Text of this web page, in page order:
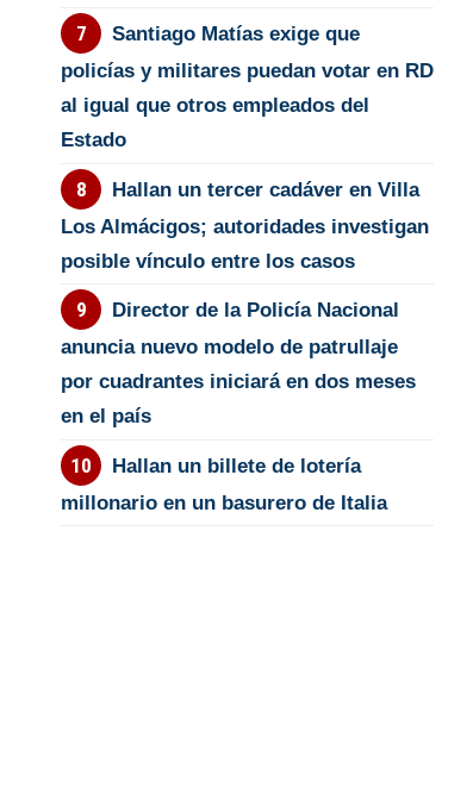
Santiago Matías exige que
policías y militares puedan votar en RD
al igual que otros empleados del
Estado
Hallan un tercer cadáver en Villa
Los Almácigos; autoridades investigan
posible vínculo entre los casos
Director de la Policía Nacional
anuncia nuevo modelo de patrullaje
por cuadrantes iniciará en dos meses
en el país
Hallan un billete de lotería
millonario en un basurero de Italia